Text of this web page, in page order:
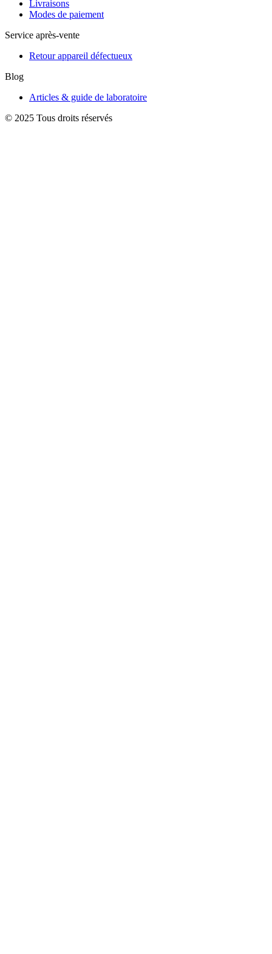
Livraisons
Modes de paiement
Service après-vente
Retour appareil défectueux
Blog
Articles & guide de laboratoire
© 2025 Tous droits réservés